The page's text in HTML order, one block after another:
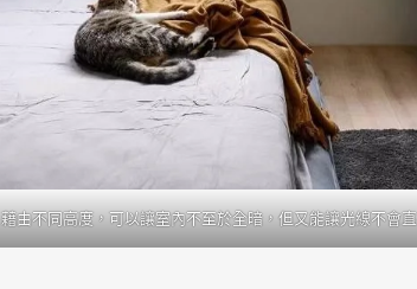
藉由不同高度，可以讓室內不至於全暗，但又能讓光線不會